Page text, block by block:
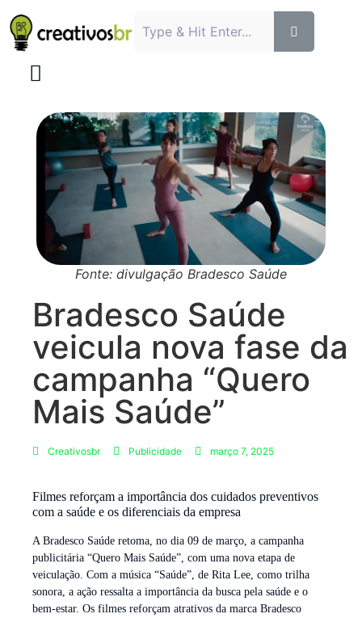
Fonte: divulgação Bradesco Saúde
Bradesco Saúde
veicula nova fase da
campanha “Quero
Mais Saúde”
Creativosbr Publicidade março 7, 2025
Filmes reforçam a importância dos cuidados preventivos
com a saúde e os diferenciais da empresa
A Bradesco Saúde retoma, no dia 09 de março, a campanha
publicitária “Quero Mais Saúde”, com uma nova etapa de
veiculação. Com a música “Saúde”, de Rita Lee, como trilha
sonora, a ação ressalta a importância da busca pela saúde e o
bem-estar. Os filmes reforçam atrativos da marca Bradesco